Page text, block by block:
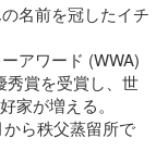
名前を冠したイチ
アワード (WWA)
秀賞を受賞し、世
家が増える。
ら秩父蒸留所で